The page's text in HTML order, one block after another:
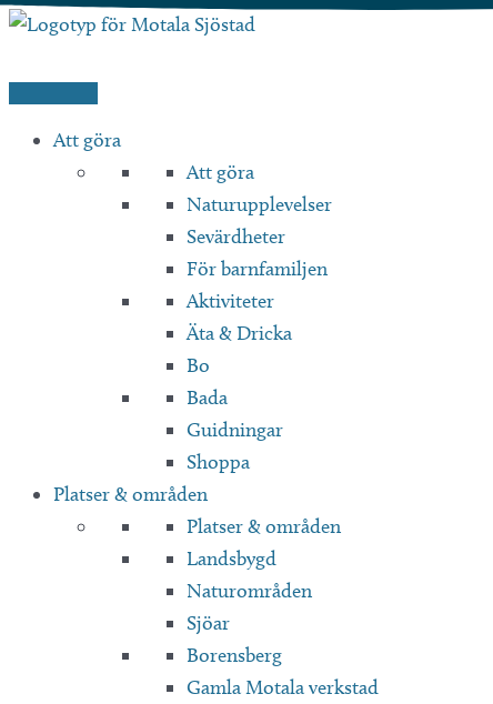
Hoppa
innehåll
Att göra
Att göra
Naturupplevelser
Sevärdheter
För barnfamiljen
Aktiviteter
Äta & Dricka
Bo
Bada
Guidningar
Shoppa
Platser & områden
Platser & områden
Landsbygd
Naturområden
Sjöar
Borensberg
Gamla Motala verkstad